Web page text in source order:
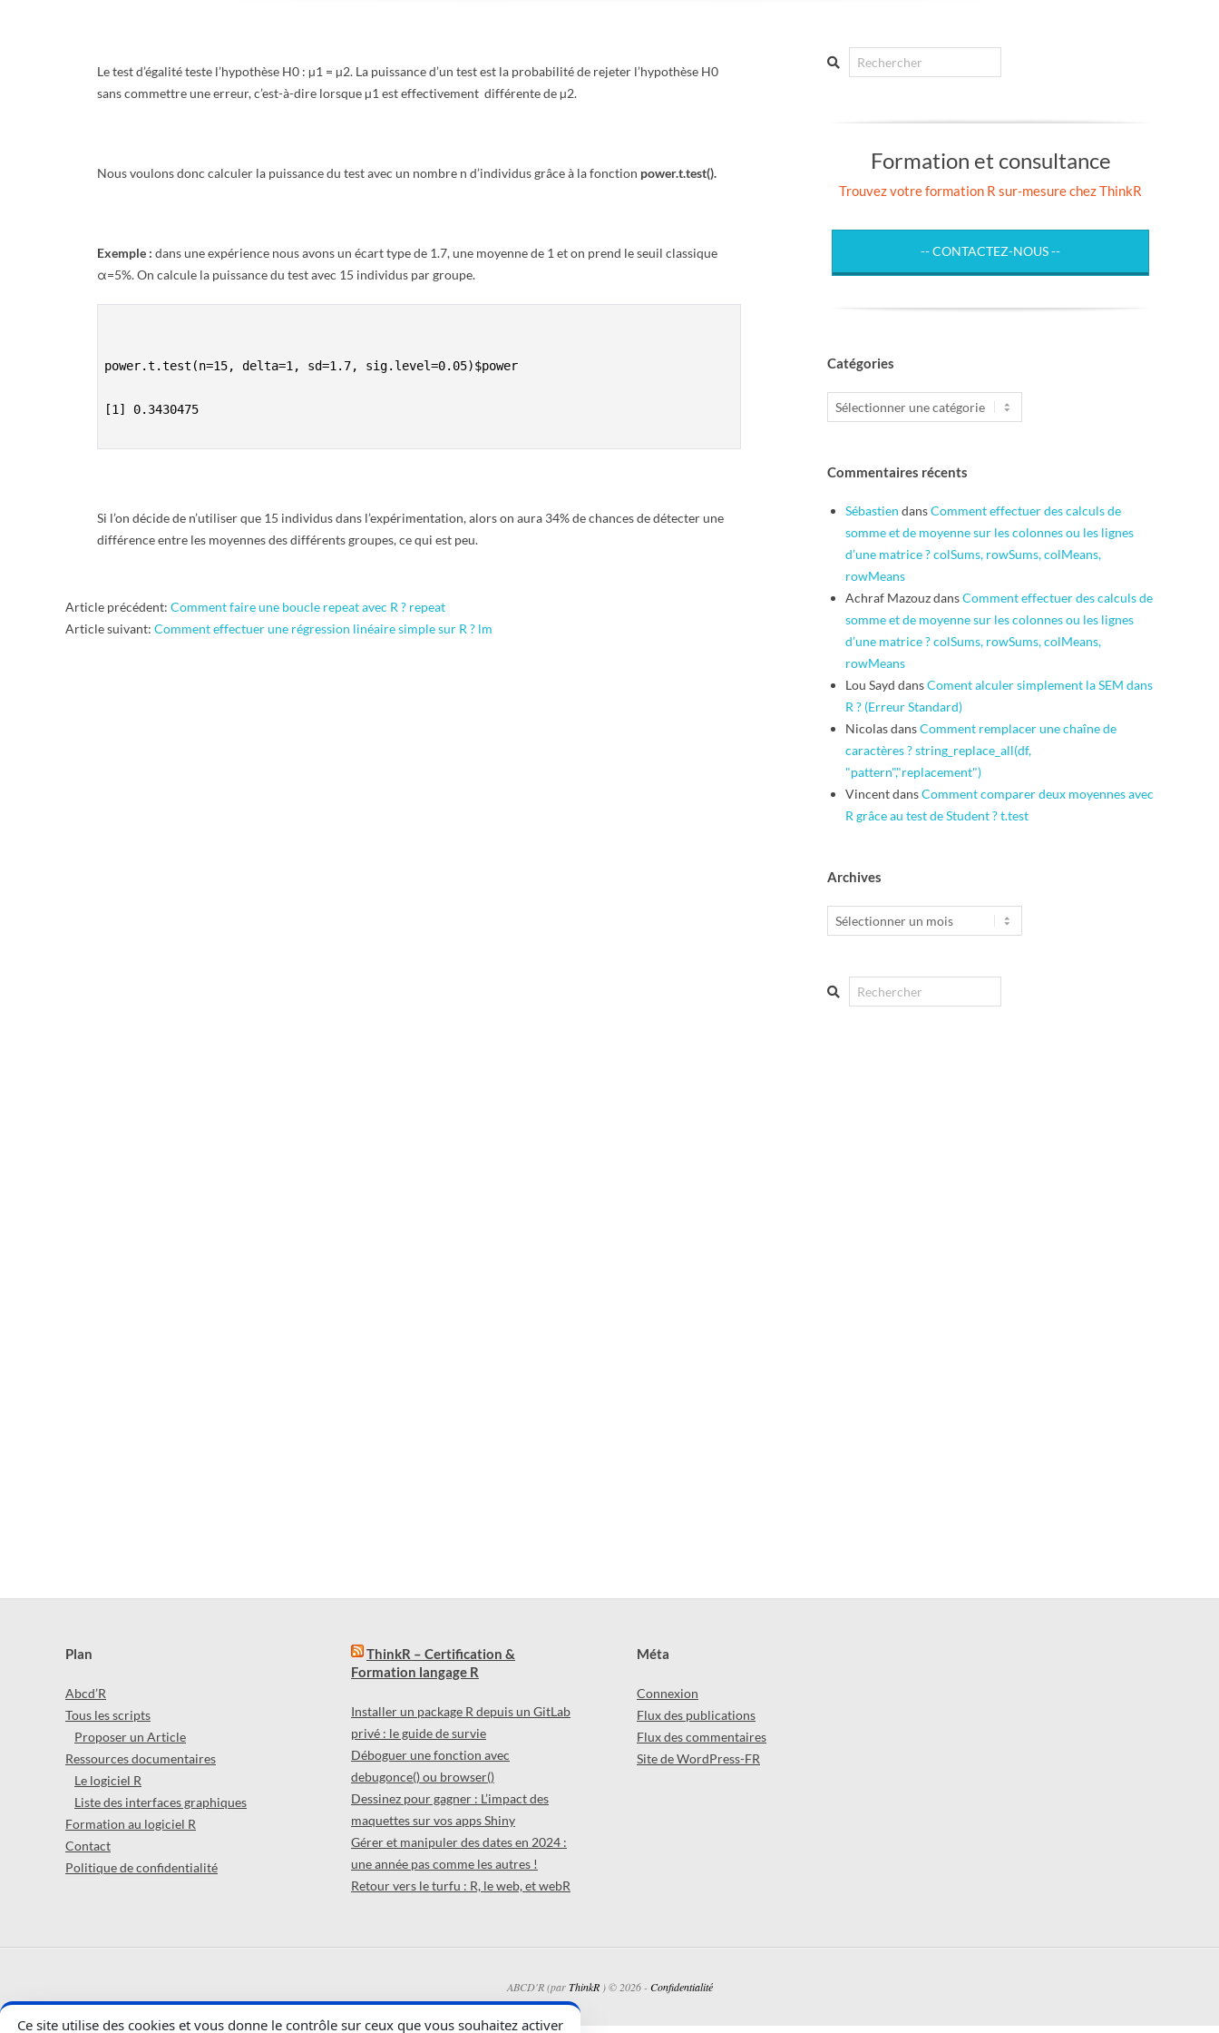
Le test d’égalité teste l’hypothèse H0 : µ1 = µ2. La puissance d’un test est la probabilité de rejeter l’hypothèse H0
sans commettre une erreur, c’est-à-dire lorsque µ1 est effectivement différente de µ2.
Nous voulons donc calculer la puissance du test avec un nombre n d’individus grâce à la fonction power.t.test().
Exemple : dans une expérience nous avons un écart type de 1.7, une moyenne de 1 et on prend le seuil classique
α=5%. On calcule la puissance du test avec 15 individus par groupe.
power.t.test(n=15, delta=1, sd=1.7, sig.level=0.05)$power
[1] 0.3430475
Si l’on décide de n’utiliser que 15 individus dans l’expérimentation, alors on aura 34% de chances de détecter une
différence entre les moyennes des différents groupes, ce qui est peu.
2015-
07-
Article précédent: Comment faire une boucle repeat avec R ? repeat
Article suivant: Comment effectuer une régression linéaire simple sur R ? lm
Search
Formation et consultance
Trouvez votre formation R sur-mesure chez ThinkR
-- CONTACTEZ-NOUS --
Catégories
Catégories
Commentaires récents
Sébastien dansComment effectuer des calculs de
somme et de moyenne sur les colonnes ou les lignes
d’une matrice ? colSums, rowSums, colMeans,
rowMeans
Achraf MazouzdansComment effectuer des calculs de
somme et de moyenne sur les colonnes ou les lignes
d’une matrice ? colSums, rowSums, colMeans,
rowMeans
Lou Sayd dansComent alculer simplement la SEM dans
R ? (Erreur Standard)
NicolasdansComment remplacer une chaîne de
caractères ? string_replace_all(df,
"pattern","replacement")
VincentdansComment comparer deux moyennes avec
R grâce au test de Student ? t.test
Archives
Archives
Search
Plan
Abcd’R
Tous les scripts
Proposer un Article
Ressources documentaires
Le logiciel R
Liste des interfaces graphiques
Formation au logiciel R
Contact
Politique de confidentialité
ThinkR – Certification &
Formation langage R
Installer un package R depuis un GitLab
privé : le guide de survie
Déboguer une fonction avec
debugonce() ou browser()
Dessinez pour gagner : L’impact des
maquettes sur vos apps Shiny
Gérer et manipuler des dates en 2024 :
une année pas comme les autres !
Retour vers le turfu : R, le web, et webR
Méta
Connexion
Flux des publications
Flux des commentaires
Site de WordPress-FR
ABCD'R (parThinkR) © 2026 -Confidentialité
Ce site utilise des cookies et vous donne le contrôle sur ceux que vous souhaitez activer